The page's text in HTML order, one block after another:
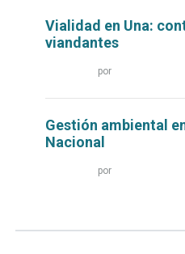
Vialidad en Una:
viandantes
por
Gestión ambiental
Nacional
por